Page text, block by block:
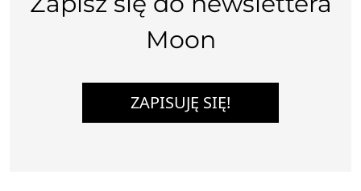
Moon
ZAPISUJĘ SIĘ!